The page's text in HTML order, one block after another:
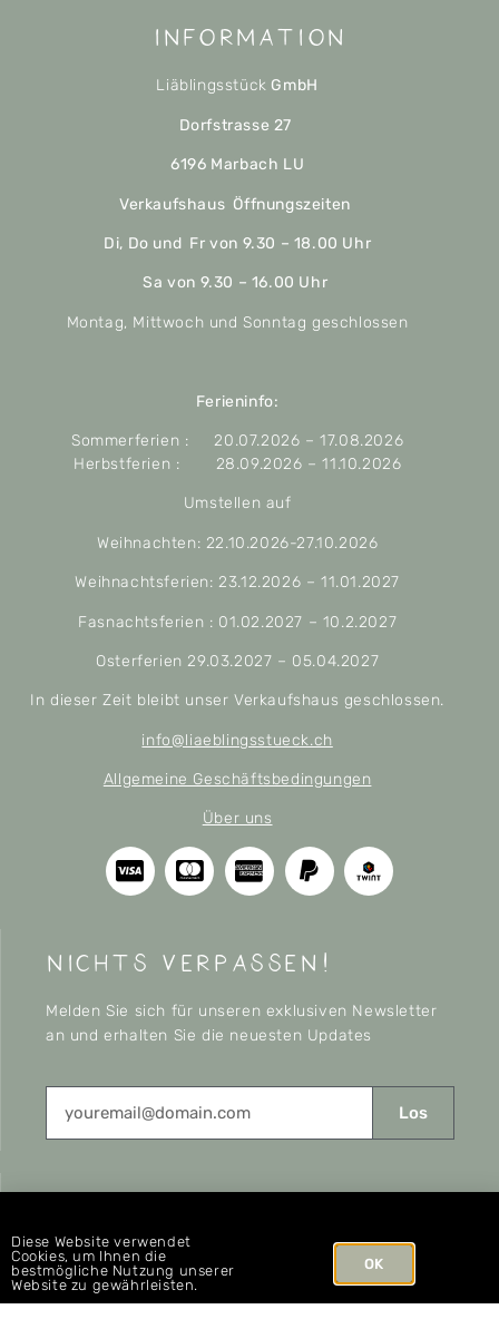
Information
Liäblingsstück GmbH
Dorfstrasse 27
6196 Marbach LU
Verkaufshaus Öffnungszeiten
Di, Do und Fr von 9.30 – 18.00 Uhr
Sa von 9.30 – 16.00 Uhr
Montag, Mittwoch und Sonntag geschlossen
Ferieninfo:
Sommerferien : 20.07.2026 – 17.08.2026
Herbstferien : 28.09.2026 – 11.10.2026
Umstellen auf
Weihnachten: 22.10.2026-27.10.2026
Weihnachtsferien: 23.12.2026 – 11.01.2027
Fasnachtsferien : 01.02.2027 – 10.2.2027
Osterferien 29.03.2027 – 05.04.2027
In dieser Zeit bleibt unser Verkaufshaus geschlossen.
info@liaeblingsstueck.ch
Allgemeine Geschäftsbedingungen
Über uns
nichts verpassen!
Melden Sie sich für unseren exklusiven Newsletter
an und erhalten Sie die neuesten Updates
Los
CONNECT
Diese Website verwendet
Cookies, um Ihnen die
bestmögliche Nutzung unserer
Website zu gewährleisten.
OK